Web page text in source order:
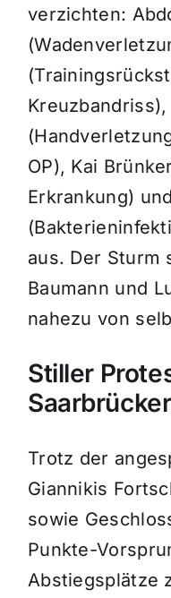
verzichten:
OP), Kai
Erkrankung)
aus. Der Sturm
Baumann und
nahezu von
Stiller
Trotz der
Giannikis
sowie
Punkte-
Abstiegsplätze